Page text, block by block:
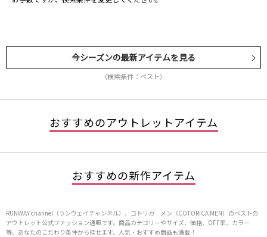
今シーズンの最新アイテムを見る
（検索条件：ベスト）
おすすめのアウトレットアイテム
おすすめの新作アイテム
RUNWAY channel（ランウェイチャンネル）、コトリカ メン（COTORICA MEN）のベストの
アウトレット公式ファッション通販です。商品カテゴリーやサイズ、価格、OFF率、カラー
等、あなたのこだわり条件から探せます。人気・おすすめ商品も満載！